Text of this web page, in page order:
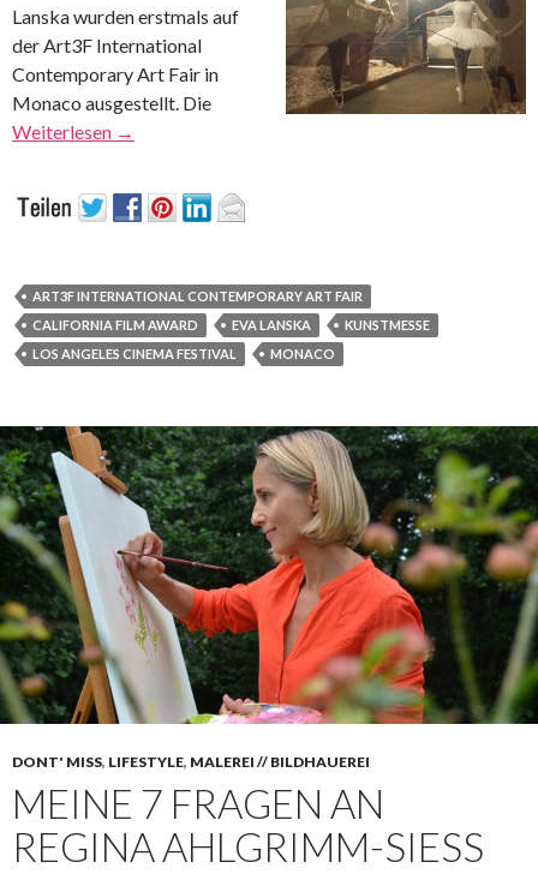
Lanska wurden erstmals auf
der Art3F International
Contemporary Art Fair in
Monaco ausgestellt. Die
Weiterlesen →
ART3F INTERNATIONAL CONTEMPORARY ART FAIR
CALIFORNIA FILM AWARD
EVA LANSKA
KUNSTMESSE
LOS ANGELES CINEMA FESTIVAL
MONACO
DONT' MISS, LIFESTYLE, MALEREI // BILDHAUEREI
MEINE 7 FRAGEN AN
REGINA AHLGRIMM-SIESS